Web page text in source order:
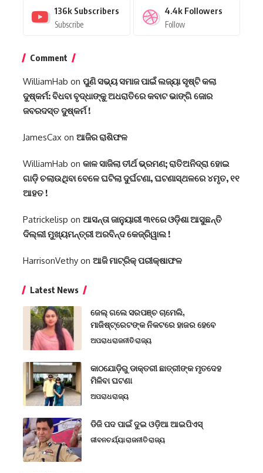
136k Subscribers
Subscribe
4.4k Followers
Follow
Comment
WilliamHab on ପୁଣି ସଭ୍ୟ ସମାଜ ପାଇଁ ଲଜ୍ୟା ସୃଷ୍ଟି କଲା
ଦୁଷ୍କର୍ମ: ବିଧବା ବୃଦ୍ଧାଙ୍କୁ ଅଧରାତିରେ କବାଟ ଭାଙ୍ଗି ଜୋର
ଜବରଦସ୍ତ ଦୁଷ୍କର୍ମ !
JamesCax on ଆଜିର ରାଶିଫଳ
WilliamHab on କାଳ ସାଜିଲା ତୀର୍ଥ ଭ୍ରମଣ; ରାତିଅନିଦ୍ରା ହୋଇ
ଗାଡ଼ି ଚଲାଉଥିବା ବେଳେ ଘଟିଲା ଦୁର୍ଘଟଣା, ଘଟଣାସ୍ଥଳରେ ୪ମୃତ, ୧୧
ଆହତ !
Patrickelisp on ଆସନ୍ତା ଜାନୁୟାରୀ ୩୧ରେ ଓଡ଼ିଶା ଆସୁଛନ୍ତି
ଦିଲ୍ଲୀ ମୁଖ୍ୟମନ୍ତ୍ରୀ ଅରବିନ୍ଦ କେଜ୍ରିୱାଲ !
HarrisonVethy on ଆଜି ମାଟ୍ରିକ୍ ପରୀକ୍ଷାଫଳ
Latest News
ଜେଲ୍ ଗଲେ ସରପଞ୍ଚ ଚାମେଲି,
ମାଜିଷ୍ଟ୍ରେଟଙ୍କ ନିକଟରେ ହାଜର ହେବେ
ଅପରାଧରାଜନୀତିରାଜ୍ୟ
କାଠଯୋଡ଼ିରୁ ଡାକ୍ତରୀ ଛାତ୍ରୀଙ୍କ ମୃତଦେହ
ମିଳିବା ଘଟଣା
ଅପରାଧରାଜ୍ୟ
ଡିଜି ପଦ ପାଇଁ ଦୁଇ ଓଡ଼ିଆ ଆଇପିଏସ୍
ଜୀବନଚର୍ଯ୍ୟାରାଜନୀତିରାଜ୍ୟ